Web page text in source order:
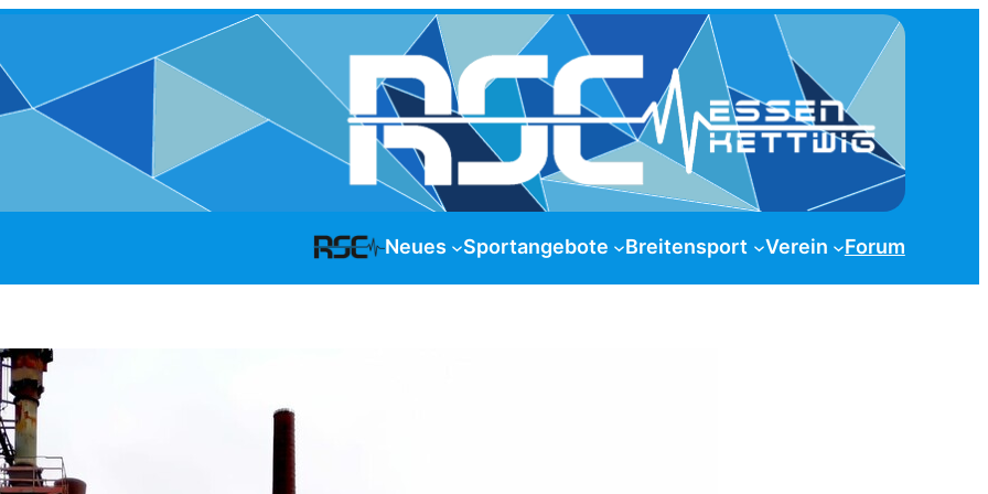
Neues Sportangebote Breitensport Verein Forum